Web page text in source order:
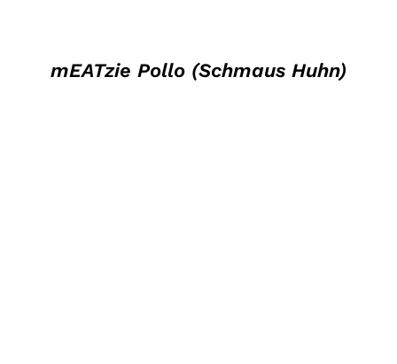
mEATzie Pollo (Schmaus Huhn)